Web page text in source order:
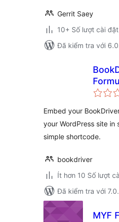
Gerrit Saey
10+ Số lượt cài đặt
Đã kiểm tra với
Embed your
your WordPress site in
simple shortcode.
bookdriver
Ít hơn 10 Số lượt
Đã kiểm tra với
MYF